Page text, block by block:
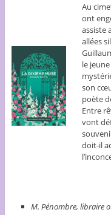
Au
ont
assiste
allées
le
son
poète
Entre
vont
doit-il
M. Pénombre, libraire